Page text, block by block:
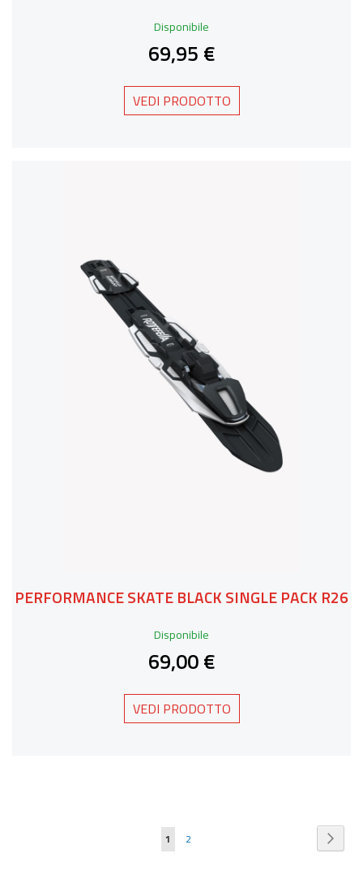
Disponibile
69,95 €
VEDI PRODOTTO
PERFORMANCE SKATE BLACK SINGLE PACK R26
Disponibile
69,00 €
VEDI PRODOTTO
Pagina
Attualmente
1 Pagina
2